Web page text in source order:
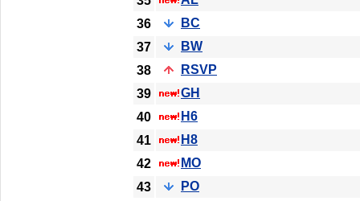
36
BC
37
BW
38
RSVP
39
GH
40
H6
41
H8
42
MO
43
PO